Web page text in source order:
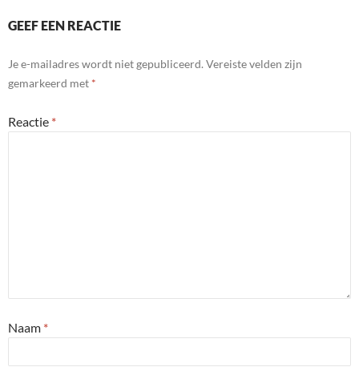
GEEF EEN REACTIE
Je e-mailadres wordt niet gepubliceerd. Vereiste velden zijn
gemarkeerd met *
Reactie *
Naam *